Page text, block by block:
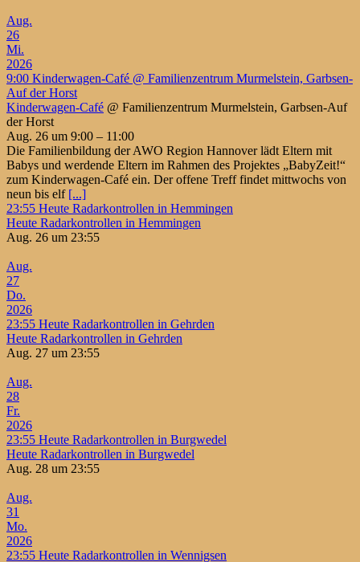
Aug.
26
Mi.
2026
9:00 Kinderwagen-Café @ Familienzentrum Murmelstein, Garbsen-
Auf der Horst
Kinderwagen-Café @ Familienzentrum Murmelstein, Garbsen-Auf
der Horst
Aug. 26 um 9:00 – 11:00
Die Familienbildung der AWO Region Hannover lädt Eltern mit
Babys und werdende Eltern im Rahmen des Projektes „BabyZeit!“
zum Kinderwagen-Café ein. Der offene Treff findet mittwochs von
neun bis elf [...]
23:55 Heute Radarkontrollen in Hemmingen
Heute Radarkontrollen in Hemmingen
Aug. 26 um 23:55
Aug.
27
Do.
2026
23:55 Heute Radarkontrollen in Gehrden
Heute Radarkontrollen in Gehrden
Aug. 27 um 23:55
Aug.
28
Fr.
2026
23:55 Heute Radarkontrollen in Burgwedel
Heute Radarkontrollen in Burgwedel
Aug. 28 um 23:55
Aug.
31
Mo.
2026
23:55 Heute Radarkontrollen in Wennigsen